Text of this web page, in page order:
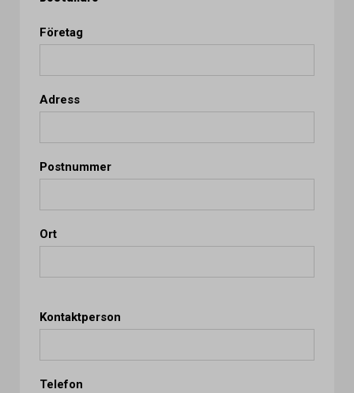
Företag
Adress
Postnummer
Ort
Kontaktperson
Telefon